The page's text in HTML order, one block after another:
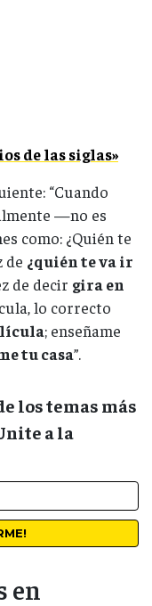
de las siglas»
“Cuando
—no es
como: ¿Quién te
de ¿quién te va ir
de decir gira en
lo correcto
; enseñame
tu casa”.
los temas más
a la
en